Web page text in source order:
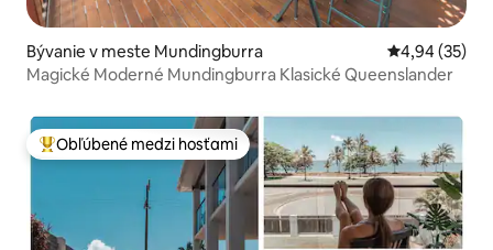
Bývanie v meste Mundingburra Priemerné
4,94 (35)
Magické Moderné Mundingburra Klasické Queenslander
Najobľúbenejšie medzi hosťami
Obľúbené medzi hosťami